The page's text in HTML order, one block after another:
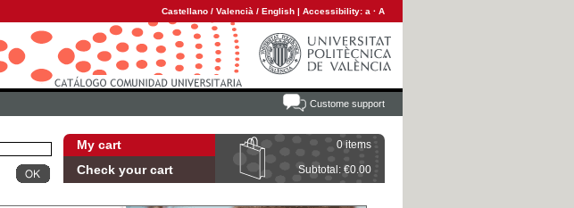
Castellano / Valencià / English | Accessibility: a · A
Custome support
My cart 0 items
Check your cart Subtotal: €0.00